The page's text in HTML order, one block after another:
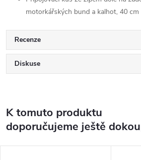
motorkářských bund a kalhot, 40 cm
Recenze
Diskuse
K tomuto produktu
doporučujeme ještě